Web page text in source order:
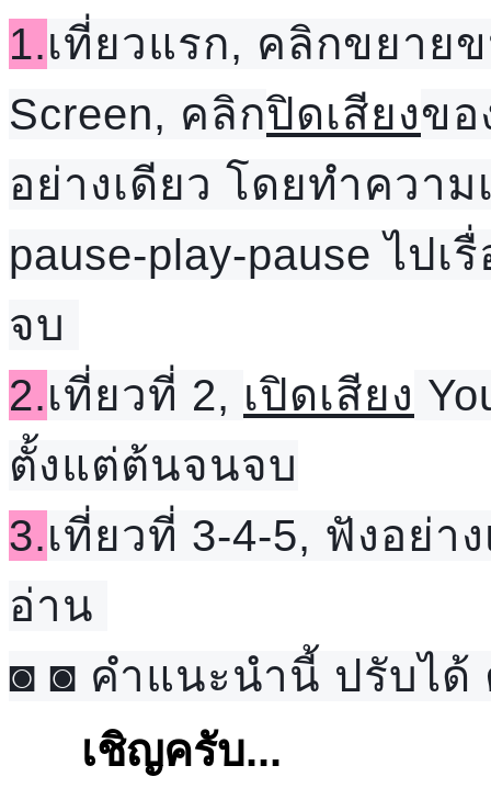
1.เที่ยวแรก, คลิกขยาย
Screen, คลิกปิดเสียงขอ
อย่างเดียว โดยทำความ
pause-play-pause ไป
จบ
2.เที่ยวที่ 2, เปิดเสียง
ตั้งแต่ต้นจนจบ
3.เที่ยวที่ 3-4-5, ฟังอย่า
อ่าน
◙ ◙ คำแนะนำนี้ ปรับได้
เชิญครับ...